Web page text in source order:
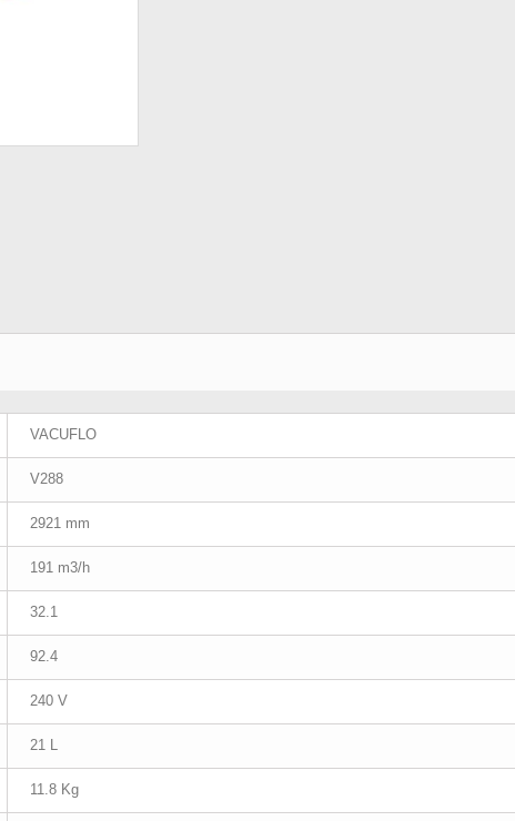
VACUFLO
V288
2921 mm
191 m3/h
32.1
92.4
240 V
21 L
11.8 Kg